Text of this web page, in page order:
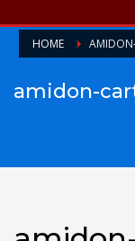
HOME
amidon-